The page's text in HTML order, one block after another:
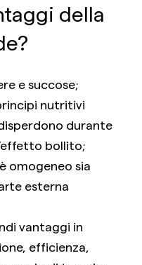
della
e succose;
nutritivi
durante
bollito;
omogeneo sia
esterna
vantaggi in
efficienza,